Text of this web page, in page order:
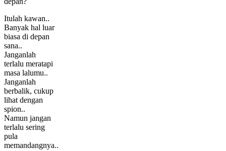
Itulah kawan..
Banyak hal luar
biasa di depan
sana..
Janganlah
terlalu meratapi
masa lalumu..
Janganlah
berbalik, cukup
lihat dengan
spion..
Namun jangan
terlalu sering
pula
memandangnya..